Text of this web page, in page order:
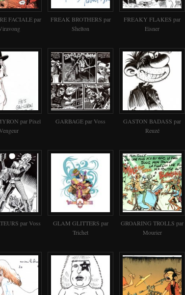
FACIALE par
FREAK BROTHERS par
Shelton
FREAKY FLAKES par
Eisner
par Pixel
GARBAGE par Voss
GASTON BADASS par
Reuzé
par Voss
GLAM GLITTERS par
Trichet
GROARING TROLLS par
Mourier